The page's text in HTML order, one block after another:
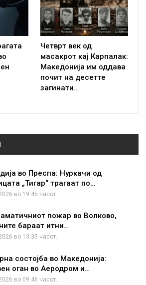
Четврт век од
масакрот кај Карпалак:
Македонија им оддава
почит на десетте
загинати…
во Преспа: Нуркачи од
„Тигар“ трагаат по…
во 19:45 часот.
пожар во Волково,
бараат итни…
во 13:35 часот.
состојба во Македонија:
оган во Аеродром и…
во 09:46 часот.